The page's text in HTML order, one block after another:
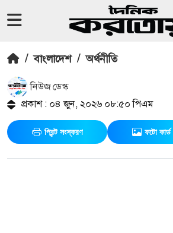
/ বাংলাদেশ / অর্থনীতি
নিউজ ডেস্ক
প্রকাশ : ০৪ জুন, ২০২৬ ০৮:৫০ পিএম
প্রিন্ট সংস্করণ ফটো কার্ড